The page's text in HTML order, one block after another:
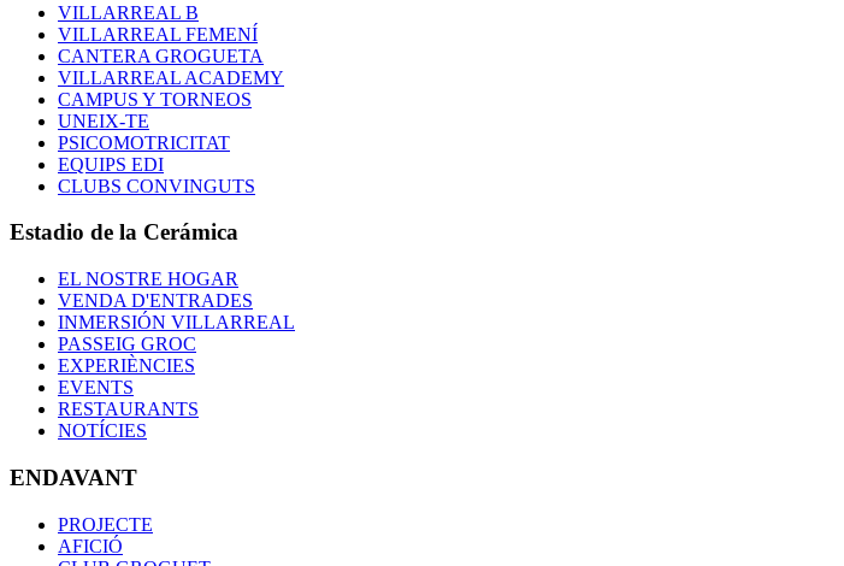
VILLARREAL B
VILLARREAL FEMENÍ
CANTERA GROGUETA
VILLARREAL ACADEMY
CAMPUS Y TORNEOS
UNEIX-TE
PSICOMOTRICITAT
EQUIPS EDI
CLUBS CONVINGUTS
Estadio de la Cerámica
EL NOSTRE HOGAR
VENDA D'ENTRADES
INMERSIÓN VILLARREAL
PASSEIG GROC
EXPERIÈNCIES
EVENTS
RESTAURANTS
NOTÍCIES
ENDAVANT
PROJECTE
AFICIÓ